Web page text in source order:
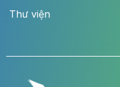
Thư viện